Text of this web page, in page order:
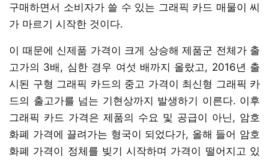
구매하면서 소비자가 쓸 수 있는 그래픽 카드 매물이 씨
가 마르기 시작한 것이다.
이 때문에 신제품 가격이 크게 상승해 제품군 전체가 출
고가의 3배, 심한 경우 여섯 배까지 올랐고, 2016년 출
시된 구형 그래픽 카드의 중고 가격이 최신형 그래픽 카
드의 출고가를 넘는 기현상까지 발생하기 이른다. 이후
그래픽 카드 가격은 제품의 수요 및 공급이 아닌, 암호
화폐 가격에 끌려가는 형국이 되었다가, 올해 들어 암호
화폐 가격이 정체를 빚기 시작하며 가격이 떨어지고 있